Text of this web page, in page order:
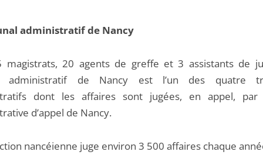
administratif de Nancy
magistrats, 20 agents de greffe et 3 assistants de
administratif de Nancy est l’un des quatre
dont les affaires sont jugées, en appel,
d’appel de Nancy.
nancéienne juge environ 3 500 affaires chaque